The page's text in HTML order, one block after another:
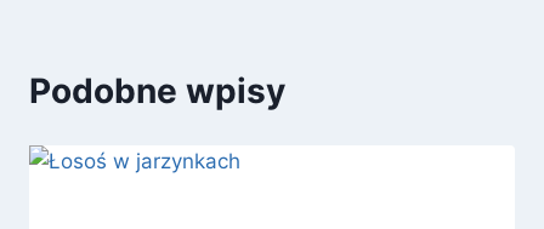
Podobne wpisy